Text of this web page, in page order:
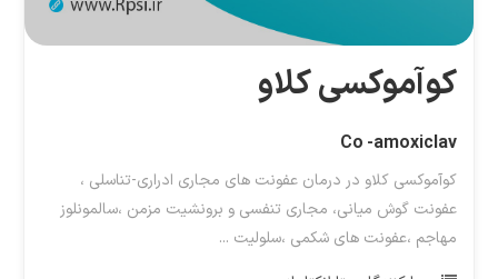
کوآموکسی کلاو
Co -amoxiclav
کوآموکسی کلاو در درمان عفونت های مجاری ادراری-تناسلی ،
عفونت گوش میانی، مجاری تنفسی و برونشیت مزمن ،سالمونلوز
مهاجم ،عفونت های شکمی ،سلولیت ...